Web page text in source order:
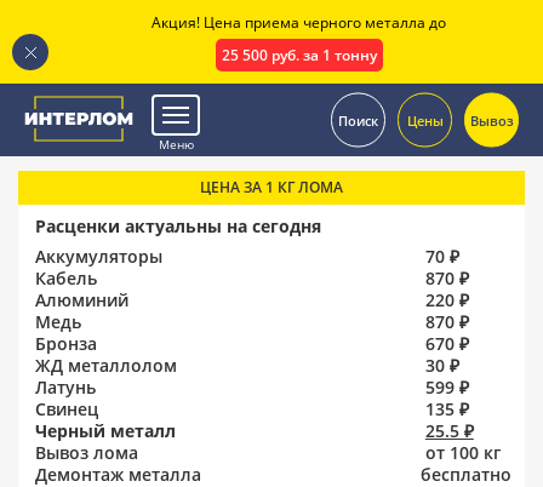
Меню
Поиск Цены Вывоз
ЦЕНА ЗА 1 КГ ЛОМА
Расценки актуальны на сегодня
Аккумуляторы
70 ₽
Кабель
870 ₽
Алюминий
220 ₽
Медь
870 ₽
Бронза
670 ₽
ЖД металлолом
30 ₽
Латунь
599 ₽
Свинец
135 ₽
Черный металл
25.5 ₽
Вывоз лома
от 100 кг
Демонтаж металла
бесплатно
Акция! Цена приема черного металла до
25 500 руб. за 1 тонну
.